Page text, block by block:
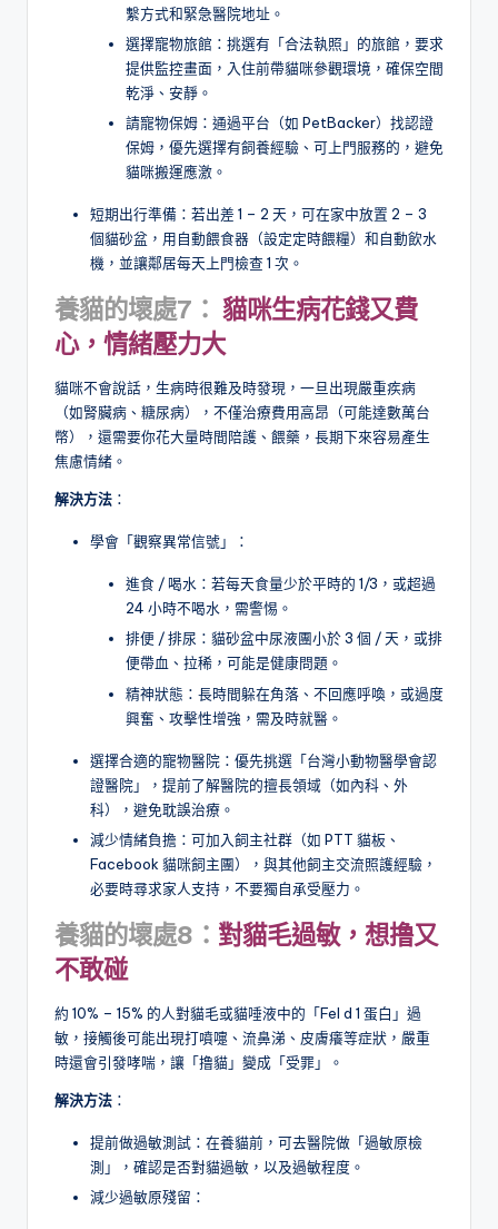
繫方式和緊急醫院地址。
選擇寵物旅館：挑選有「合法執照」的旅館，要求
提供監控畫面，入住前帶貓咪參觀環境，確保空間
乾淨、安靜。
請寵物保姆：通過平台（如 PetBacker）找認證
保姆，優先選擇有飼養經驗、可上門服務的，避免
貓咪搬運應激。
短期出行準備：若出差 1 – 2 天，可在家中放置 2 – 3
個貓砂盆，用自動餵食器（設定定時餵糧）和自動飲水
機，並讓鄰居每天上門檢查 1 次。
養貓的壞處7： 貓咪生病花錢又費
心，情緒壓力大
貓咪不會說話，生病時很難及時發現，一旦出現嚴重疾病
（如腎臟病、糖尿病），不僅治療費用高昂（可能達數萬台
幣），還需要你花大量時間陪護、餵藥，長期下來容易產生
焦慮情緒。
解決方法 ：
學會「觀察異常信號」：
進食 / 喝水：若每天食量少於平時的 1/3，或超過
24 小時不喝水，需警惕。
排便 / 排尿：貓砂盆中尿液團小於 3 個 / 天，或排
便帶血、拉稀，可能是健康問題。
精神狀態：長時間躲在角落、不回應呼喚，或過度
興奮、攻擊性增強，需及時就醫。
選擇合適的寵物醫院：優先挑選「台灣小動物醫學會認
證醫院」，提前了解醫院的擅長領域（如內科、外
科），避免耽誤治療。
減少情緒負擔：可加入飼主社群（如 PTT 貓板、
Facebook 貓咪飼主團），與其他飼主交流照護經驗，
必要時尋求家人支持，不要獨自承受壓力。
養貓的壞處8： 對貓毛過敏，想撸又
不敢碰
約 10% – 15% 的人對貓毛或貓唾液中的「Fel d 1 蛋白」過
敏，接觸後可能出現打噴嚏、流鼻涕、皮膚癢等症狀，嚴重
時還會引發哮喘，讓「撸貓」變成「受罪」。
解決方法 ：
提前做過敏測試：在養貓前，可去醫院做「過敏原檢
測」，確認是否對貓過敏，以及過敏程度。
減少過敏原殘留：